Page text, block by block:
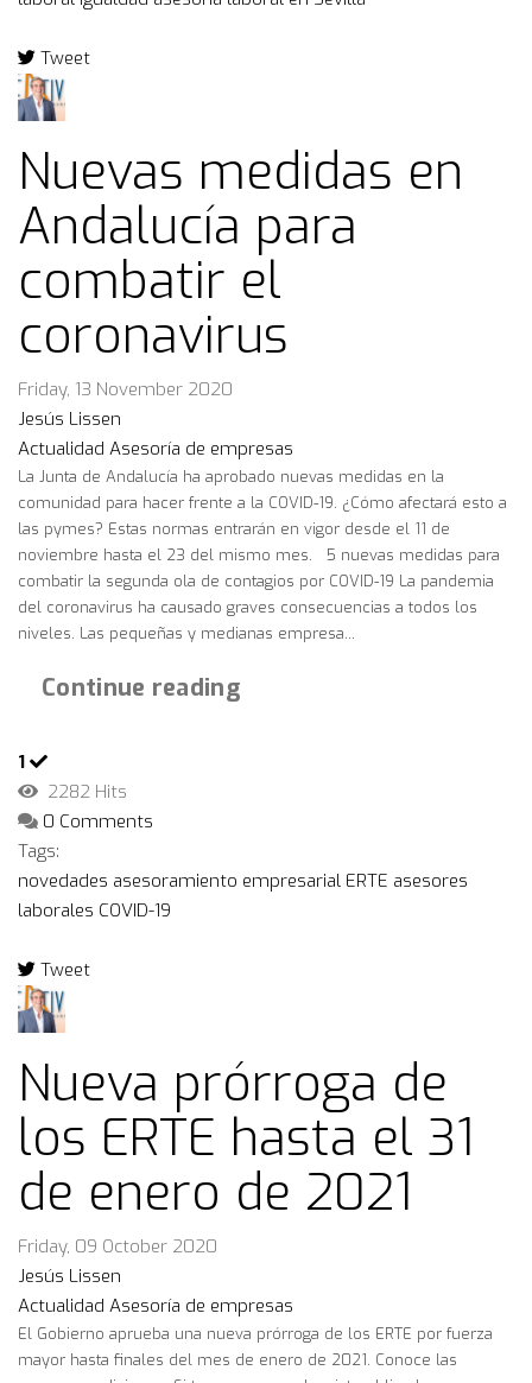
Tweet
pinterest
Nuevas medidas en
Andalucía para
combatir el
coronavirus
Friday, 13 November 2020
Jesús Lissen
Actualidad Asesoría de empresas
La Junta de Andalucía ha aprobado nuevas medidas en la
comunidad para hacer frente a la COVID-19. ¿Cómo afectará esto a
las pymes? Estas normas entrarán en vigor desde el 11 de
noviembre hasta el 23 del mismo mes. 5 nuevas medidas para
combatir la segunda ola de contagios por COVID-19 La pandemia
del coronavirus ha causado graves consecuencias a todos los
niveles. Las pequeñas y medianas empresa...
Continue reading
1
2282 Hits
0 Comments
Tags:
novedades asesoramiento empresarial ERTE asesores
laborales COVID-19
Tweet
pinterest
Nueva prórroga de
los ERTE hasta el 31
de enero de 2021
Friday, 09 October 2020
Jesús Lissen
Actualidad Asesoría de empresas
El Gobierno aprueba una nueva prórroga de los ERTE por fuerza
mayor hasta finales del mes de enero de 2021. Conoce las